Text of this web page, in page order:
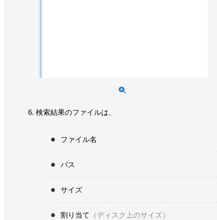
検索結果のファイルは、
ファイル名
パス
サイズ
割り当て （ディスク上のサイズ）